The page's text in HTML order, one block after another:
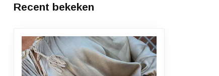
Recent bekeken